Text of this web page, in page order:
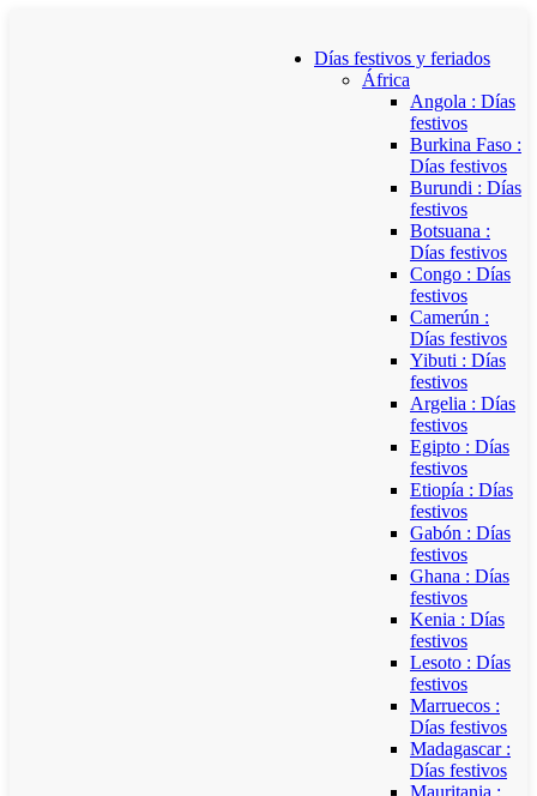
Días festivos y feriados
África
Angola : Días
festivos
Burkina Faso :
Días festivos
Burundi : Días
festivos
Botsuana :
Días festivos
Congo : Días
festivos
Camerún :
Días festivos
Yibuti : Días
festivos
Argelia : Días
festivos
Egipto : Días
festivos
Etiopía : Días
festivos
Gabón : Días
festivos
Ghana : Días
festivos
Kenia : Días
festivos
Lesoto : Días
festivos
Marruecos :
Días festivos
Madagascar :
Días festivos
Mauritania :